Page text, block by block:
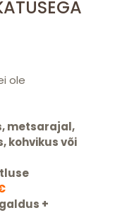
ole
metsarajal,
kohvikus või
+